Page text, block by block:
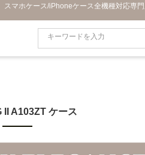
スマホケース/iPhoneケース全機種対応専
II A103ZT ケース